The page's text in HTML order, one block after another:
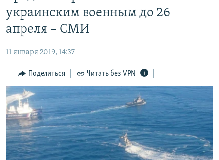
Вернутся
главной
Вернутся
поиску
КАРТА ВОЕННЫХ ОБЪЕКТОВ КРЫМА
ВОДА
ИНТЕРАКТИВ
ИНФОГРАФИКА
ТЕЛЕПРОЕКТ КРЫМ.РЕАЛИИ
СОВЕТЫ ПРАВОЗАЩИТНИКОВ
ПРОПАВШИЕ БЕЗ ВЕСТИ
ПОБЕДИТЕЛЕЙ НЕ СУДЯТ?
РАДІО СВОБОДА
КАК ОБОЙТИ БЛОКИРОВКУ
Українською
Qırımtatar
ПРИСОЕДИНЯЙТЕСЬ!
украинским военным до 26
апреля – СМИ
11 января 2019, 14:37
Поделиться Читать без VPN